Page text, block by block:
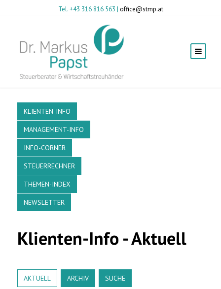
Tel. +43 316 816 563 | office@stmp.at
KLIENTEN-INFO
MANAGEMENT-INFO
INFO-CORNER
STEUERRECHNER
THEMEN-INDEX
NEWSLETTER
Klienten-Info - Aktuell
AKTUELL ARCHIV SUCHE